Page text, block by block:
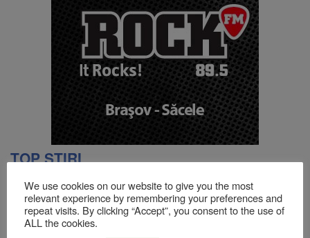
TOP ȘTIRI
Facturi mai mari la curent din toamnă. Unele tarife se apropie de
2 lei/kWh
7 august 2026
We use cookies on our website to give you the most
relevant experience by remembering your preferences and
repeat visits. By clicking “Accept”, you consent to the use of
ALL the cookies.